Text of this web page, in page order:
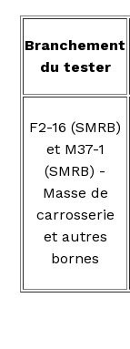
Branchement
du tester
F2-16 (SMRB)
et M37-1
(SMRB) -
Masse de
carrosserie
et autres
bornes